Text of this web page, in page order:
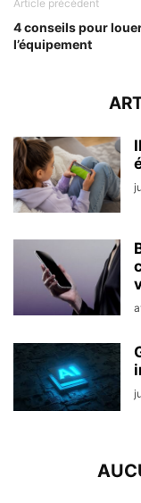
Article précédent
4 conseils pour
l’équipement